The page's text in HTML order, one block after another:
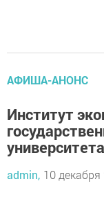
АФИША-АНОНС
Институт
admin, 10